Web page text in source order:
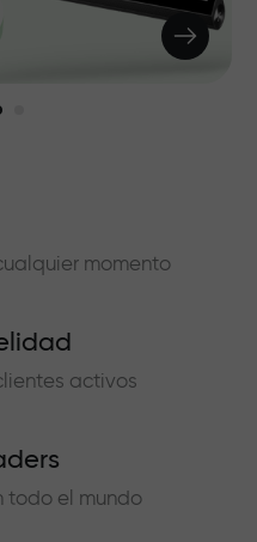
momento
activos
todo el mundo